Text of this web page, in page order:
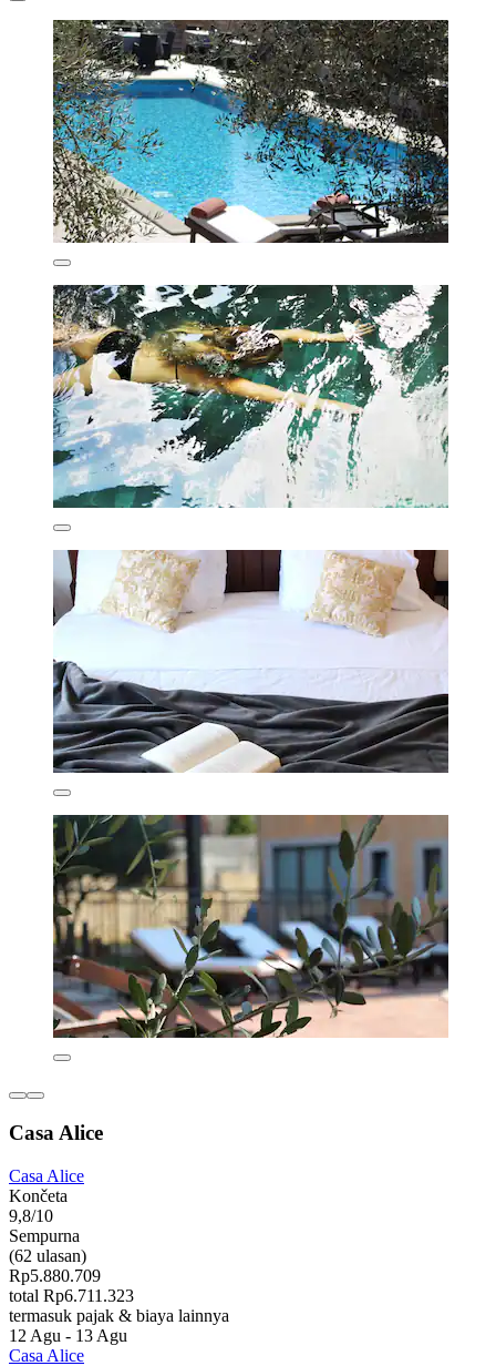
Casa Alice
Casa Alice
Končeta
9,8/10
Sempurna
(62 ulasan)
Rp5.880.709
total Rp6.711.323
termasuk pajak & biaya lainnya
12 Agu - 13 Agu
Casa Alice